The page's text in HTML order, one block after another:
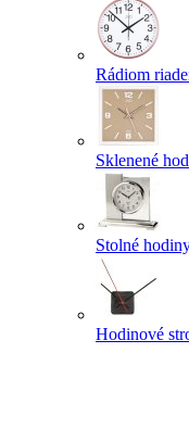
Rádiom
Sklenené
Stolné
Hodinové